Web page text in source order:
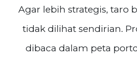
Agar lebih strategis, taro
tidak dilihat sendirian.
dibaca dalam peta